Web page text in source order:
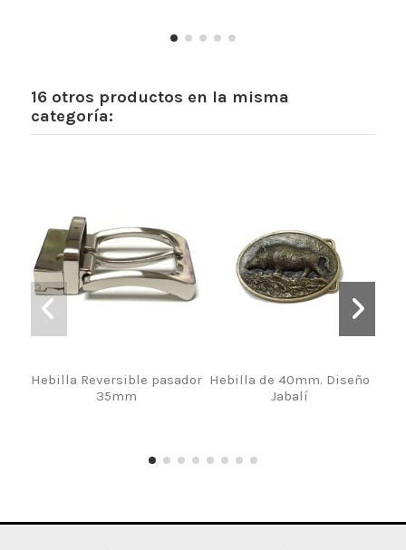
16 otros productos en la misma
categoría:
Hebilla Reversible pasador
35mm
Hebilla de 40mm. Diseño
Jabalí